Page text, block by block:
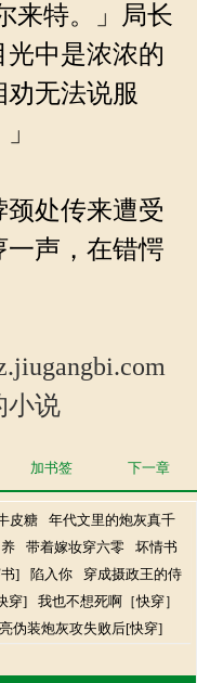
来特。」局长
光中是浓浓的
无法说服
处传来遭受
声，在错愕
小说
加书签 下一章
皮糖
年代文里的炮灰真千
带着嫁妆穿六零
坏情书
] 陷入你
穿成摄政王的侍
穿]
我也不想死啊［快穿］
伪装炮灰攻失败后[快穿]